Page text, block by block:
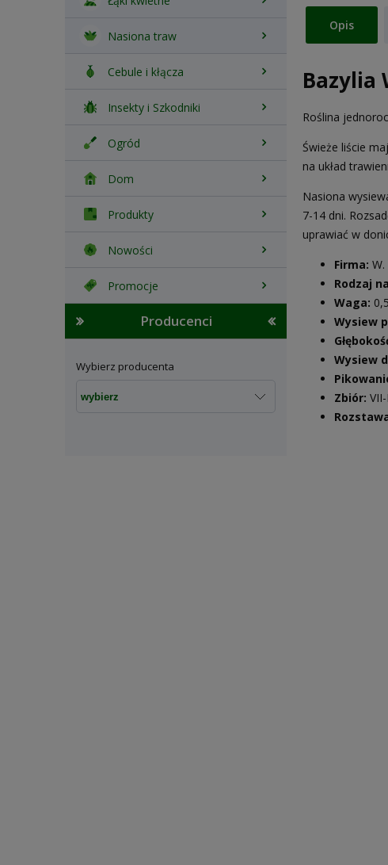
Nasiona traw
Cebule i kłącza
Insekty i Szkodniki
Ogród
Dom
Produkty
Nowości
Promocje
Producenci
Wybierz producenta
Opis
Bazylia
Roślina
Świeże liście
na układ
Nasiona
7-14 dni.
uprawiać w
Firma: W.
Rodzaj
Waga:
Wysiew
Wysiew
Zbiór: